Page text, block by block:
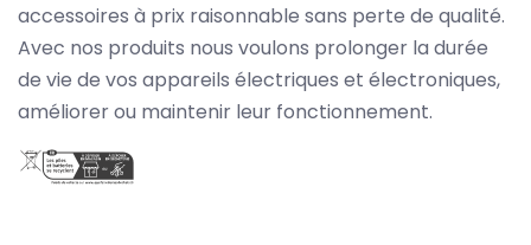
accessoires à prix raisonnable sans perte de qualité.
Avec nos produits nous voulons prolonger la durée
de vie de vos appareils électriques et électroniques,
améliorer ou maintenir leur fonctionnement.